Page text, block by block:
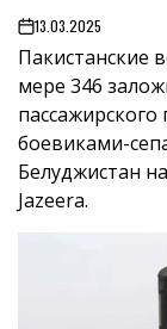
on13.03.2025
Пакистанские
мере 346
боевиками-
Белуджистан
Jazeera.